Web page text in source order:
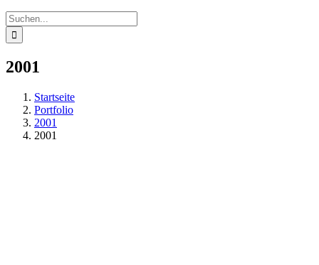
Suche
nach:
2001
Startseite
Portfolio
2001
2001